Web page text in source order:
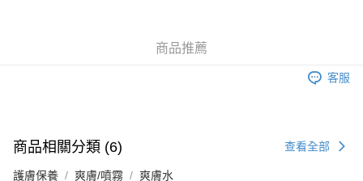
每筆HK$20.00，滿HK$100.00或以上免運費
(澳門門市) 只顯示可選門市。確認發貨後2-5個工作天到店，3天內
澳門地區配送 - 確認發貨後1-4個工作天送達 運費表
商品推薦
客服
商品相關分類 (6) 查看全部
護膚保養 爽膚/噴霧 爽膚水